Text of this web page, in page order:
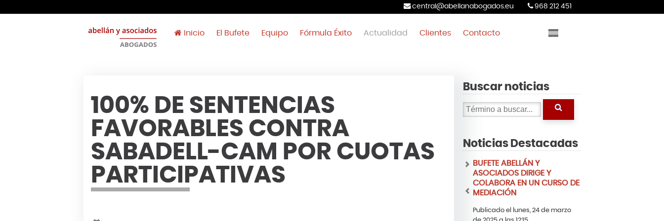
968 212 451
central@abellanabogados.eu
Inicio El Bufete Equipo Fórmula Éxito Actualidad Clientes Contacto
100% DE SENTENCIAS
FAVORABLES CONTRA
SABADELL-CAM POR CUOTAS
PARTICIPATIVAS
Buscar noticias
Noticias Destacadas
BUFETE ABELLÁN Y
ASOCIADOS DIRIGE Y
COLABORA EN UN CURSO DE
MEDIACIÓN
Publicado el lunes, 24 de marzo